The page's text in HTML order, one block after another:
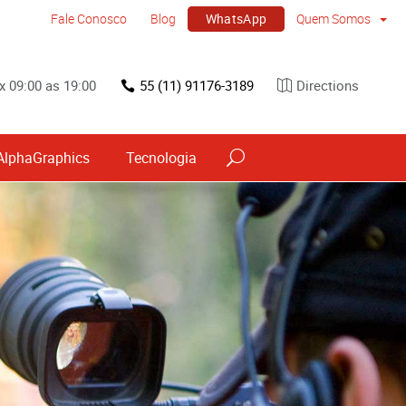
Fale Conosco Blog WhatsApp Quem Somos
09:00 as 19:00 55 (11) 91176-3189 Directions
Tecnologia